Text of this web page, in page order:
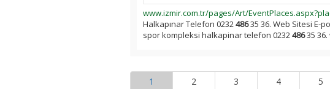
www.izmir.com.tr/pages/Art/
Halkapınar Telefon 023248635 36. Web Sitesi E-
spor kompleksi halkapinar telefon 023248635 36.
1 2 3 4 5